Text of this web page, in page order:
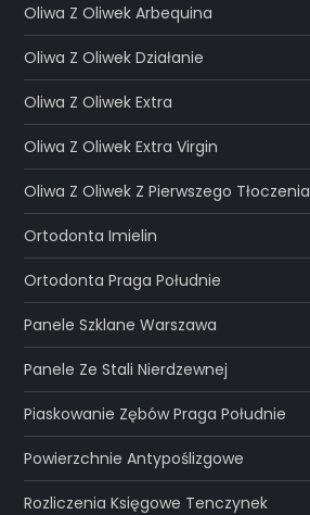
Oliwa Z Oliwek Arbequina
Oliwa Z Oliwek Działanie
Oliwa Z Oliwek Extra
Oliwa Z Oliwek Extra Virgin
Oliwa Z Oliwek Z Pierwszego Tłoczenia
Ortodonta Imielin
Ortodonta Praga Południe
Panele Szklane Warszawa
Panele Ze Stali Nierdzewnej
Piaskowanie Zębów Praga Południe
Powierzchnie Antypoślizgowe
Rozliczenia Księgowe Tenczynek